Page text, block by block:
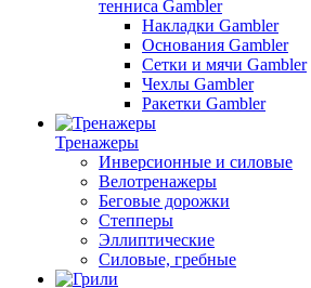
тенниса Gambler
Накладки Gambler
Основания Gambler
Сетки и мячи Gambler
Чехлы Gambler
Ракетки Gambler
Тренажеры
Инверсионные и силовые
Велотренажеры
Беговые дорожки
Степперы
Эллиптические
Силовые, гребные